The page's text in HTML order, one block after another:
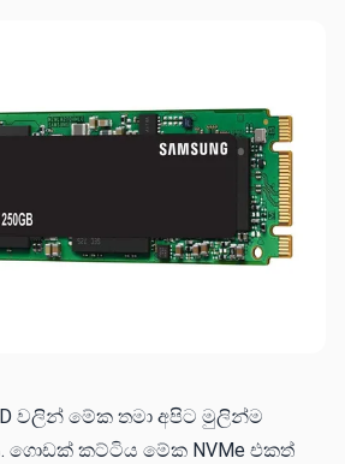
වලින් මේක තමා අපිට මුලින්ම
ගොඩක් කට්ටිය මේක NVMe එකත්